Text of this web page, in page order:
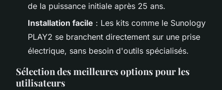
de la puissance initiale après 25 ans.
Installation facile : Les kits comme le Sunology
PLAY2 se branchent directement sur une prise
électrique, sans besoin d'outils spécialisés.
Sélection des meilleures options pour les
utilisateurs